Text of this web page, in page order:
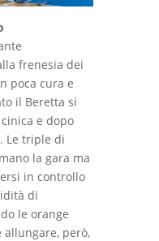
frenesia dei
poca cura e
il Beretta si
e dopo
Le triple di
la gara ma
in controllo
di
le orange
però,